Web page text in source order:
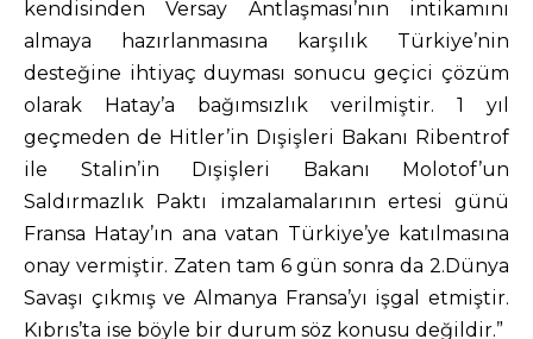
kendisinden Versay Antlaşması’nın intikamını
almaya hazırlanmasına karşılık Türkiye’nin
desteğine ihtiyaç duyması sonucu geçici çözüm
olarak Hatay’a bağımsızlık verilmiştir. 1 yıl
geçmeden de Hitler’in Dışişleri Bakanı Ribentrof
ile Stalin’in Dışişleri Bakanı Molotof’un
Saldırmazlık Paktı imzalamalarının ertesi günü
Fransa Hatay’ın ana vatan Türkiye’ye katılmasına
onay vermiştir. Zaten tam 6 gün sonra da 2.Dünya
Savaşı çıkmış ve Almanya Fransa’yı işgal etmiştir.
Kıbrıs’ta ise böyle bir durum söz konusu değildir.”